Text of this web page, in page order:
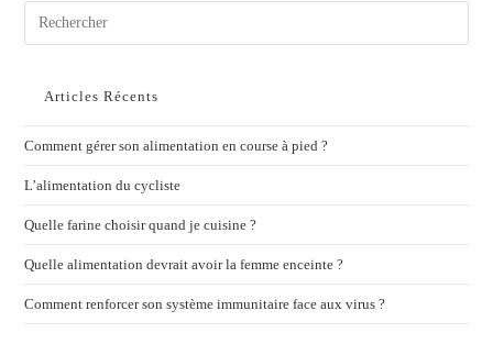
Articles Récents
Comment gérer son alimentation en course à pied ?
L’alimentation du cycliste
Quelle farine choisir quand je cuisine ?
Quelle alimentation devrait avoir la femme enceinte ?
Comment renforcer son système immunitaire face aux virus ?